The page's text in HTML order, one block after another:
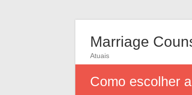
Marriage
Atuais
Como escolher